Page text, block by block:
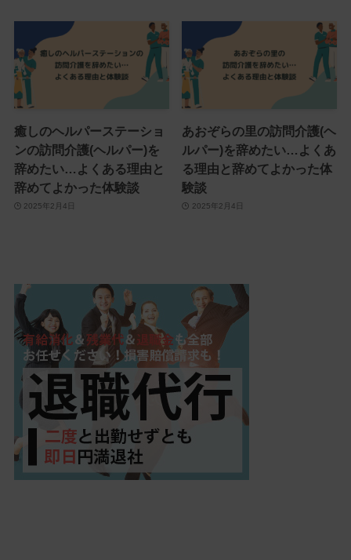
癒しのヘルパーステーショ
ンの訪問介護(ヘルパー)を
辞めたい…よくある理由と
辞めてよかった体験談
2025年2月4日
あおぞらの里の訪問介護(ヘ
ルパー)を辞めたい…よくあ
る理由と辞めてよかった体
験談
2025年2月4日